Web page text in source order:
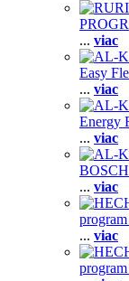
... viac
Easy
... viac
Energy
... viac
... viac
... viac